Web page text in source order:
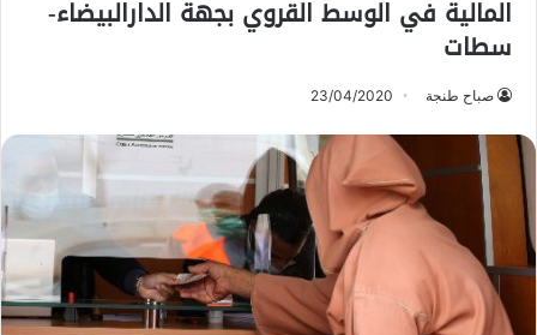
المالية في الوسط القروي بجهة الدارالبيضاء-
سطات
صباح طنجة 23/04/2020